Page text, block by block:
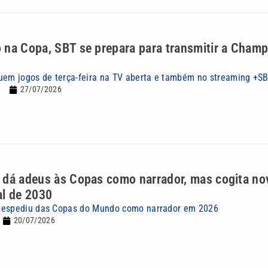
Copa, SBT se prepara para transmitir a
jogos de terça-feira na TV aberta e também no streaming
27/07/2026
adeus às Copas como narrador, mas cogita
de 2030
das Copas do Mundo como narrador em 2026
20/07/2026